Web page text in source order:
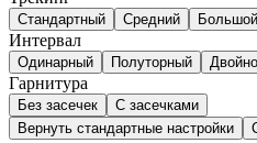
Стандартный Средний Большой
Интервал
Одинарный Полуторный
Гарнитура
Без засечек
С засечками
Вернуть стандартные настройки